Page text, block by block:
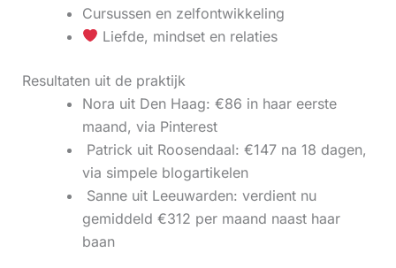
Cursussen en zelfontwikkeling
Liefde, mindset en relaties
Resultaten uit de praktijk
Nora uit Den Haag: €86 in haar eerste
maand, via Pinterest
‍ Patrick uit Roosendaal: €147 na 18 dagen,
via simpele blogartikelen
‍ Sanne uit Leeuwarden: verdient nu
gemiddeld €312 per maand naast haar
baan